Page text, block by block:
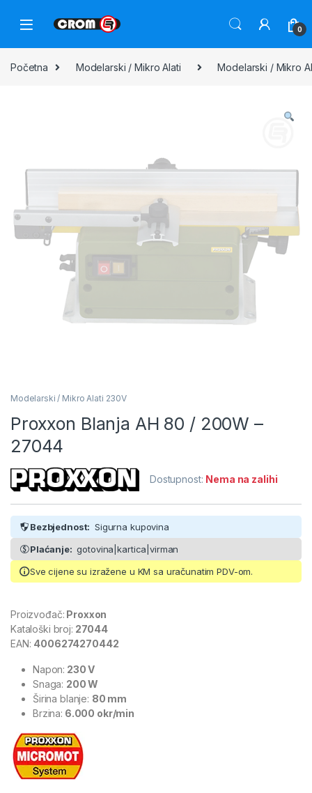
0
Početna Modelarski / Mikro Alati Modelarski / Mikro
Modelarski / Mikro Alati 230V
Proxxon Blanja AH 80 / 200W –
27044
Dostupnost: Nema na zalihi
Bezbjednost: Sigurna kupovina
Plaćanje: gotovina|kartica|virman
Sve cijene su izražene u KM sa uračunatim PDV-om.
Proizvođač: Proxxon
Kataloški broj: 27044
EAN: 4006274270442
Napon: 230 V
Snaga: 200 W
Širina blanje: 80 mm
Brzina: 6.000 okr/min